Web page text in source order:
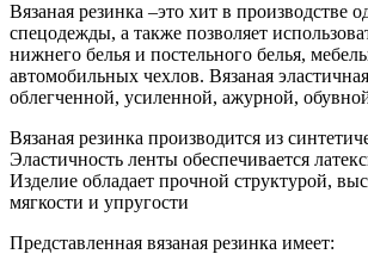
Вязаная резинка –это хит в производстве
спецодежды, а также позволяет
нижнего белья и постельного белья,
автомобильных чехлов. Вязаная
облегченной, усиленной, ажурной,
Вязаная резинка производится из
Эластичность ленты обеспечивается
Изделие обладает прочной структурой,
мягкости и упругости
Представленная вязаная резинка имеет: